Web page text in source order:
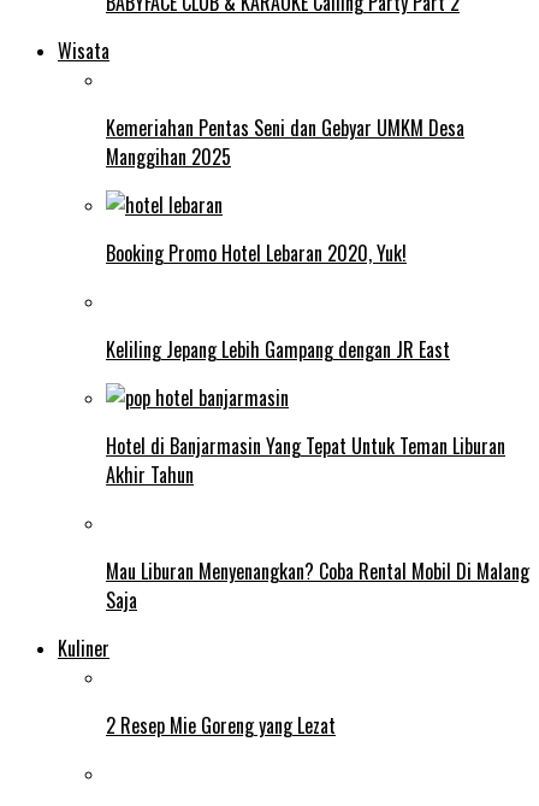
Wisata
Kemeriahan Pentas Seni dan Gebyar UMKM Desa
Manggihan 2025
Booking Promo Hotel Lebaran 2020, Yuk!
Keliling Jepang Lebih Gampang dengan JR East
Hotel di Banjarmasin Yang Tepat Untuk Teman Liburan
Akhir Tahun
Mau Liburan Menyenangkan? Coba Rental Mobil Di Malang
Saja
Kuliner
2 Resep Mie Goreng yang Lezat